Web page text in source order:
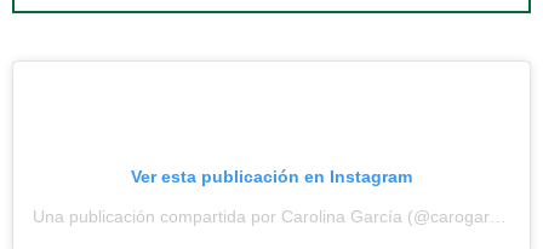
Ver esta publicación en Instagram